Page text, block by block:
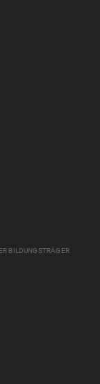
BILDUNGSTRÄGER